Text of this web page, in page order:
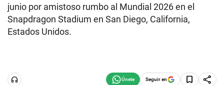
junio por amistoso rumbo al Mundial 2026 en el
Snapdragon Stadium en San Diego, California,
Estados Unidos.
Seguir en